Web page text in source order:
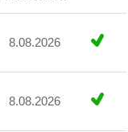
8.08.2026
8.08.2026